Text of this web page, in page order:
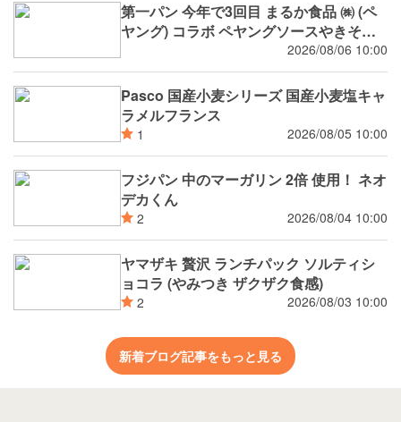
第一パン 今年で3回目 まるか食品 ㈱ (ペ
ヤング) コラボ ペヤングソースやきそば
2026/08/06 10:00
Pasco 国産小麦シリーズ 国産小麦塩キャ
ラメルフランス
1 2026/08/05 10:00
フジパン 中のマーガリン 2倍 使用！ ネオ
デカくん
2 2026/08/04 10:00
ヤマザキ 贅沢 ランチパック ソルティシ
ョコラ (やみつき ザクザク食感)
2 2026/08/03 10:00
新着ブログ記事をもっと見る